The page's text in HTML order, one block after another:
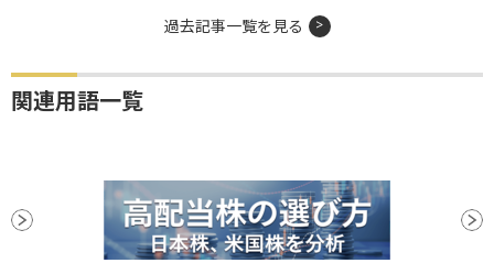
過去記事一覧を見る
関連用語一覧